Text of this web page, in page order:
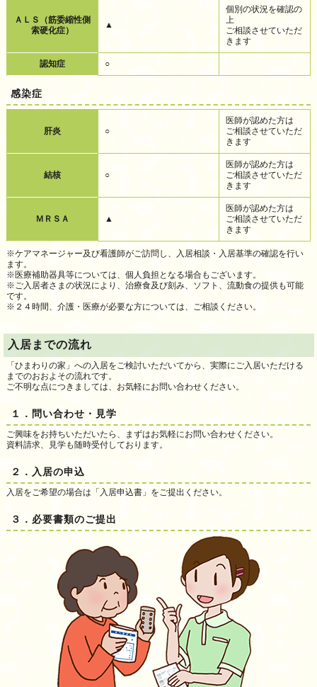
ＡＬＳ（筋委縮性側
索硬化症）
▲
個別の状況を確認の
上
ご相談させていただ
きます
認知症 ○
感染症
肝炎 ○
医師が認めた方は
ご相談させていただ
きます
結核 ○
医師が認めた方は
ご相談させていただ
きます
ＭＲＳＡ ▲
医師が認めた方は
ご相談させていただ
きます
※ケアマネージャー及び看護師がご訪問し、入居相談・入居基準の確認を行い
ます。
※医療補助器具等については、個人負担となる場合もございます。
※ご入居者さまの状況により、治療食及び刻み、ソフト、流動食の提供も可能
です。
※２４時間、介護・医療が必要な方については、ご相談ください。
入居までの流れ
「ひまわりの家」への入居をご検討いただいてから、実際にご入居いただける
までのおおよその流れです。
ご不明な点につきましては、お気軽にお問い合わせください。
１．問い合わせ・見学
ご興味をお持ちいただいたら、まずはお気軽にお問い合わせください。
資料請求、見学も随時受付しております。
２．入居の申込
入居をご希望の場合は「入居申込書」をご提出ください。
３．必要書類のご提出